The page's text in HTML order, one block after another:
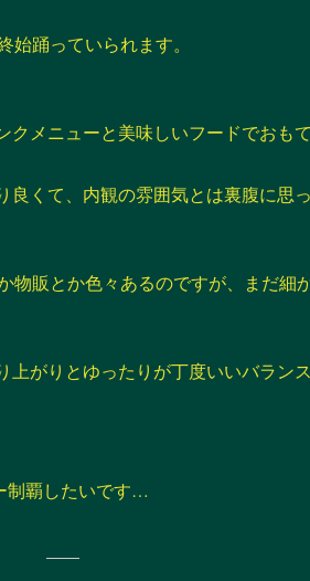
始踊っていられます。
メニューと美味しいフードでおも
良くて、内観の雰囲気とは裏腹に思
物販とか色々あるのですが、まだ細
がりとゆったりが丁度いいバラン
制覇したいです…